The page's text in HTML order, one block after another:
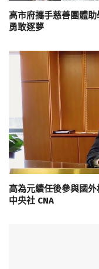
高市府攜手慈善團體
勇敢逐夢
高為元續任後參與國
中央社 CNA